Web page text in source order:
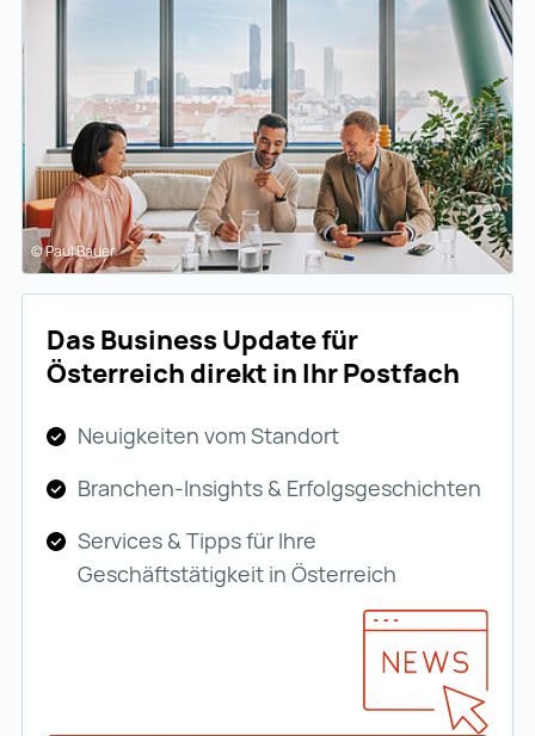
© Paul Bauer
Das Business Update für
Österreich direkt in Ihr Postfach
Neuigkeiten vom Standort
Branchen-Insights & Erfolgsgeschichten
Services & Tipps für Ihre
Geschäftstätigkeit in Österreich